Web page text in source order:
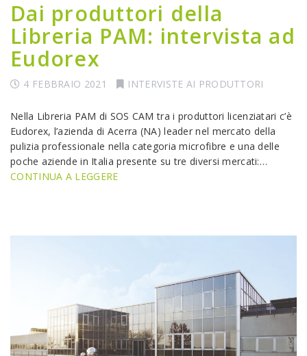
Dai produttori della
Libreria PAM: intervista ad
Eudorex
4 FEBBRAIO 2021 INTERVISTE AI PRODUTTORI
Nella Libreria PAM di SOS CAM tra i produttori licenziatari c’è
Eudorex, l’azienda di Acerra (NA) leader nel mercato della
pulizia professionale nella categoria microfibre e una delle
poche aziende in Italia presente su tre diversi mercati:…
CONTINUA A LEGGERE